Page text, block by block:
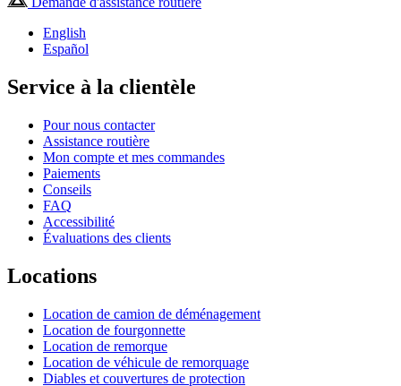
English
Español
Service à la clientèle
Pour nous contacter
Assistance routière
Mon compte et mes commandes
Paiements
Conseils
FAQ
Accessibilité
Évaluations des clients
Locations
Location de camion de déménagement
Location de fourgonnette
Location de remorque
Location de véhicule de remorquage
Diables et couvertures de protection